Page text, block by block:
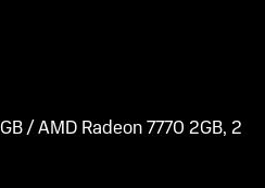
/ AMD Radeon 7770 2GB, 2